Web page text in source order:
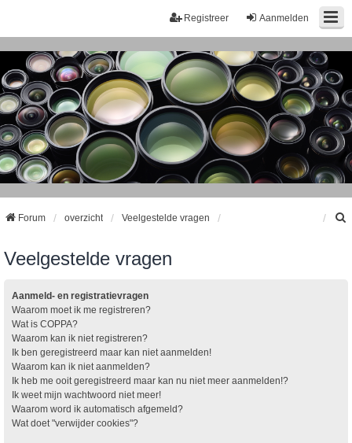
Aanmelden
Registreer
Forum overzicht Veelgestelde vragen
Veelgestelde vragen
Aanmeld- en registratievragen
Waarom moet ik me registreren?
Wat is COPPA?
Waarom kan ik niet registreren?
Ik ben geregistreerd maar kan niet aanmelden!
Waarom kan ik niet aanmelden?
Ik heb me ooit geregistreerd maar kan nu niet meer aanmelden!?
Ik weet mijn wachtwoord niet meer!
Waarom word ik automatisch afgemeld?
Wat doet "verwijder cookies"?